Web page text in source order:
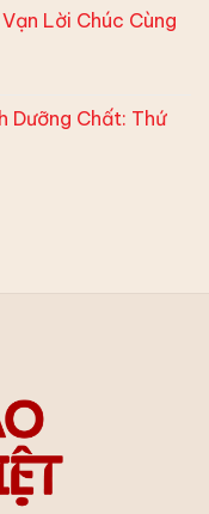
Lời Chúc Cùng
Dưỡng Chất: Thứ